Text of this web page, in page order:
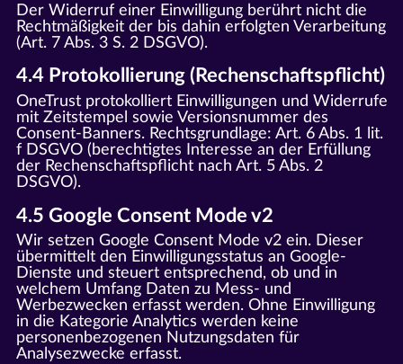
Der Widerruf einer Einwilligung berührt nicht die
Rechtmäßigkeit der bis dahin erfolgten Verarbeitung
(Art. 7 Abs. 3 S. 2 DSGVO).
4.4 Protokollierung (Rechenschaftspflicht)
OneTrust protokolliert Einwilligungen und Widerrufe
mit Zeitstempel sowie Versionsnummer des
Consent-Banners. Rechtsgrundlage: Art. 6 Abs. 1 lit.
f DSGVO (berechtigtes Interesse an der Erfüllung
der Rechenschaftspflicht nach Art. 5 Abs. 2
DSGVO).
4.5 Google Consent Mode v2
Wir setzen Google Consent Mode v2 ein. Dieser
übermittelt den Einwilligungsstatus an Google-
Dienste und steuert entsprechend, ob und in
welchem Umfang Daten zu Mess- und
Werbezwecken erfasst werden. Ohne Einwilligung
in die Kategorie Analytics werden keine
personenbezogenen Nutzungsdaten für
Analysezwecke erfasst.